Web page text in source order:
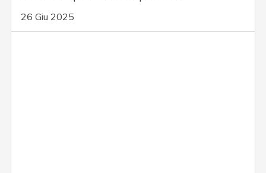
26 Giu 2025